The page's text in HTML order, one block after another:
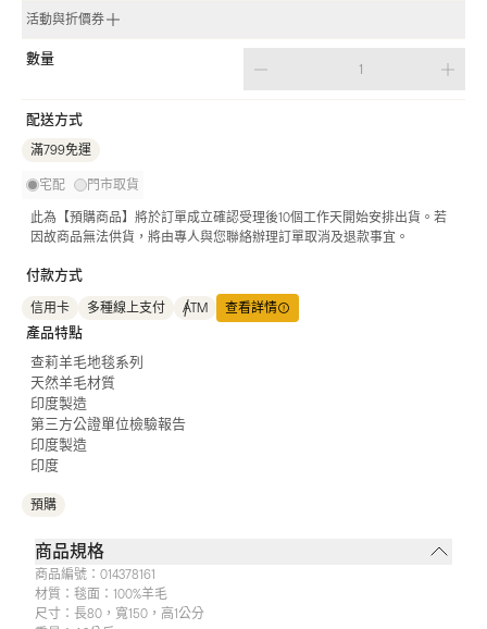
活動與折價券
數量
配送方式
滿799免運
宅配 門市取貨
此為【預購商品】將於訂單成立確認受理後10個工作天開始安排出貨。若
因故商品無法供貨，將由專人與您聯絡辦理訂單取消及退款事宜。
付款方式
信用卡 多種線上支付 ATM 查看詳情
產品特點
查莉羊毛地毯系列
天然羊毛材質
印度製造
第三方公證單位檢驗報告
印度製造
印度
預購
商品規格
商品編號： 014378161
材質： 毯面：100%羊毛
尺寸： 長80，寬150，高1公分